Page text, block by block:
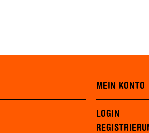
MEIN KONTO
LOGIN